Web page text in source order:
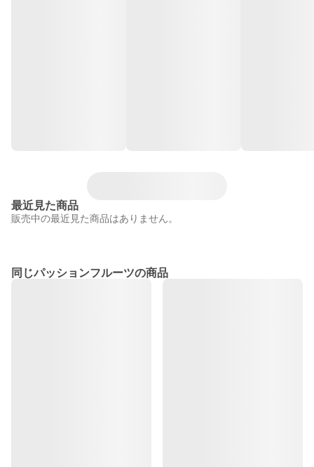
最近見た商品
販売中の最近見た商品はありません。
同じパッションフルーツの商品